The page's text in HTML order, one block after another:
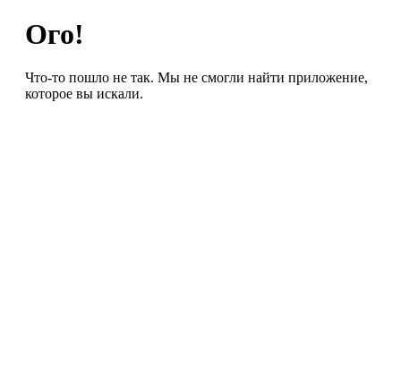
Ого!
Что-то пошло не так. Мы не смогли найти приложение,
которое вы искали.